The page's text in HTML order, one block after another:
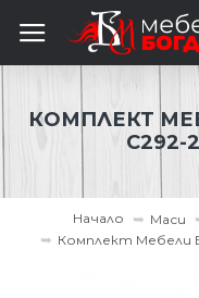
Начало Маси
Комплект Мебели
КОМПЛЕКТ